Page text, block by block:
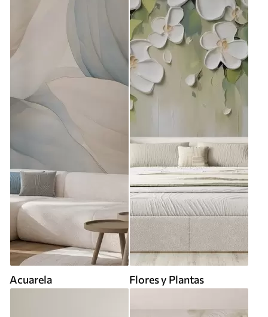
Acuarela Flores y Plantas